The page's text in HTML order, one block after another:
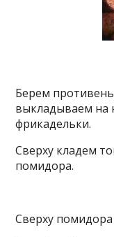
Берем
выкладываем на
фрикадельки.
Сверху кладем
помидора.
Сверху